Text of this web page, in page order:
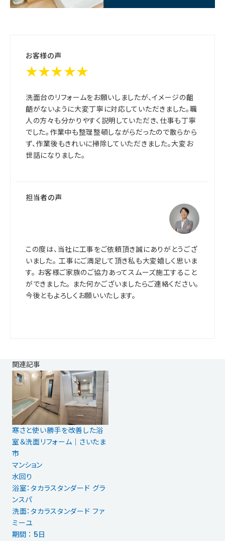
お客様の声
★★★★★
洗面台のリフォームをお願いしましたが、イメージの齟
齬がないように大変丁寧に対応していただきました。職
人の方々も分かりやすく説明していただき、仕事も丁寧
でした。作業中も整理整頓しながらだったので散らから
ず、作業後もきれいに掃除していただきました。大変お
世話になりました。
担当者の声
この度は、当社に工事をご依頼頂き誠にありがとうござ
いました。 工事にご満足して頂き私も大変嬉しく思いま
す。 お客様ご家族のご協力あってスムーズ施工すること
ができました。 また何かございましたらご連絡ください。
今後ともよろしくお願いいたします。
関連記事
寒さと使い勝手を改善した浴
室＆洗面リフォーム｜さいたま
市
マンション
水回り
浴室：タカラスタンダード グラ
ンスパ
洗面：タカラスタンダード ファ
ミーユ
期間 ： 5日